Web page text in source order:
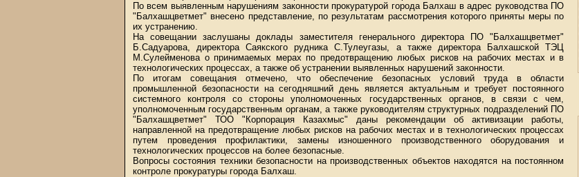
По всем выявленным нарушениям законности прокуратурой города Балхаш в адрес руководства ПО
"Балхашцветмет" внесено представление, по результатам рассмотрения которого приняты меры по
их устранению.
На совещании заслушаны доклады заместителя генерального директора ПО "Балхашцветмет"
Б.Садуарова, директора Саякского рудника С.Тулеугазы, а также директора Балхашской ТЭЦ
М.Сулейменова о принимаемых мерах по предотвращению любых рисков на рабочих местах и в
технологических процессах, а также об устранении выявленных нарушений законности.
По итогам совещания отмечено, что обеспечение безопасных условий труда в области
промышленной безопасности на сегодняшний день является актуальным и требует постоянного
системного контроля со стороны уполномоченных государственных органов, в связи с чем,
уполномоченным государственным органам, а также руководителям структурных подразделений ПО
"Балхашцветмет" ТОО "Корпорация Казахмыс" даны рекомендации об активизации работы,
направленной на предотвращение любых рисков на рабочих местах и в технологических процессах
путем проведения профилактики, замены изношенного производственного оборудования и
технологических процессов на более безопасные.
Вопросы состояния техники безопасности на производственных объектов находятся на постоянном
контроле прокуратуры города Балхаш.